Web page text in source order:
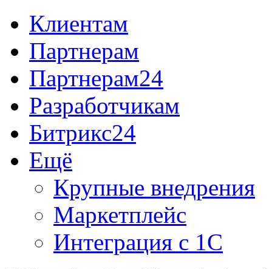
Клиентам
Партнерам
Партнерам24
Разработчикам
Битрикс24
Ещё
Крупные внедрения
Маркетплейс
Интеграция с 1С